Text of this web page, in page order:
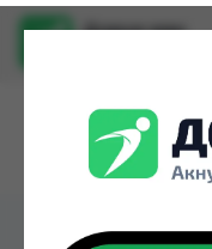
Доруи ман